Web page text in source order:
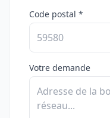
Code postal *
Votre demande